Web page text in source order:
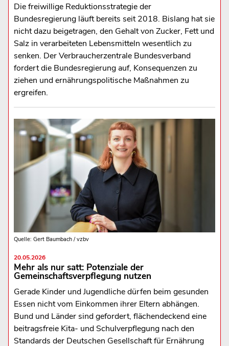
Die freiwillige Reduktionsstrategie der
Bundesregierung läuft bereits seit 2018. Bislang hat sie
nicht dazu beigetragen, den Gehalt von Zucker, Fett und
Salz in verarbeiteten Lebensmitteln wesentlich zu
senken. Der Verbraucherzentrale Bundesverband
fordert die Bundesregierung auf, Konsequenzen zu
ziehen und ernährungspolitische Maßnahmen zu
ergreifen.
Quelle: Gert Baumbach / vzbv
20.05.2026
Mehr als nur satt: Potenziale der
Gemeinschaftsverpflegung nutzen
Gerade Kinder und Jugendliche dürfen beim gesunden
Essen nicht vom Einkommen ihrer Eltern abhängen.
Bund und Länder sind gefordert, flächendeckend eine
beitragsfreie Kita- und Schulverpflegung nach den
Standards der Deutschen Gesellschaft für Ernährung